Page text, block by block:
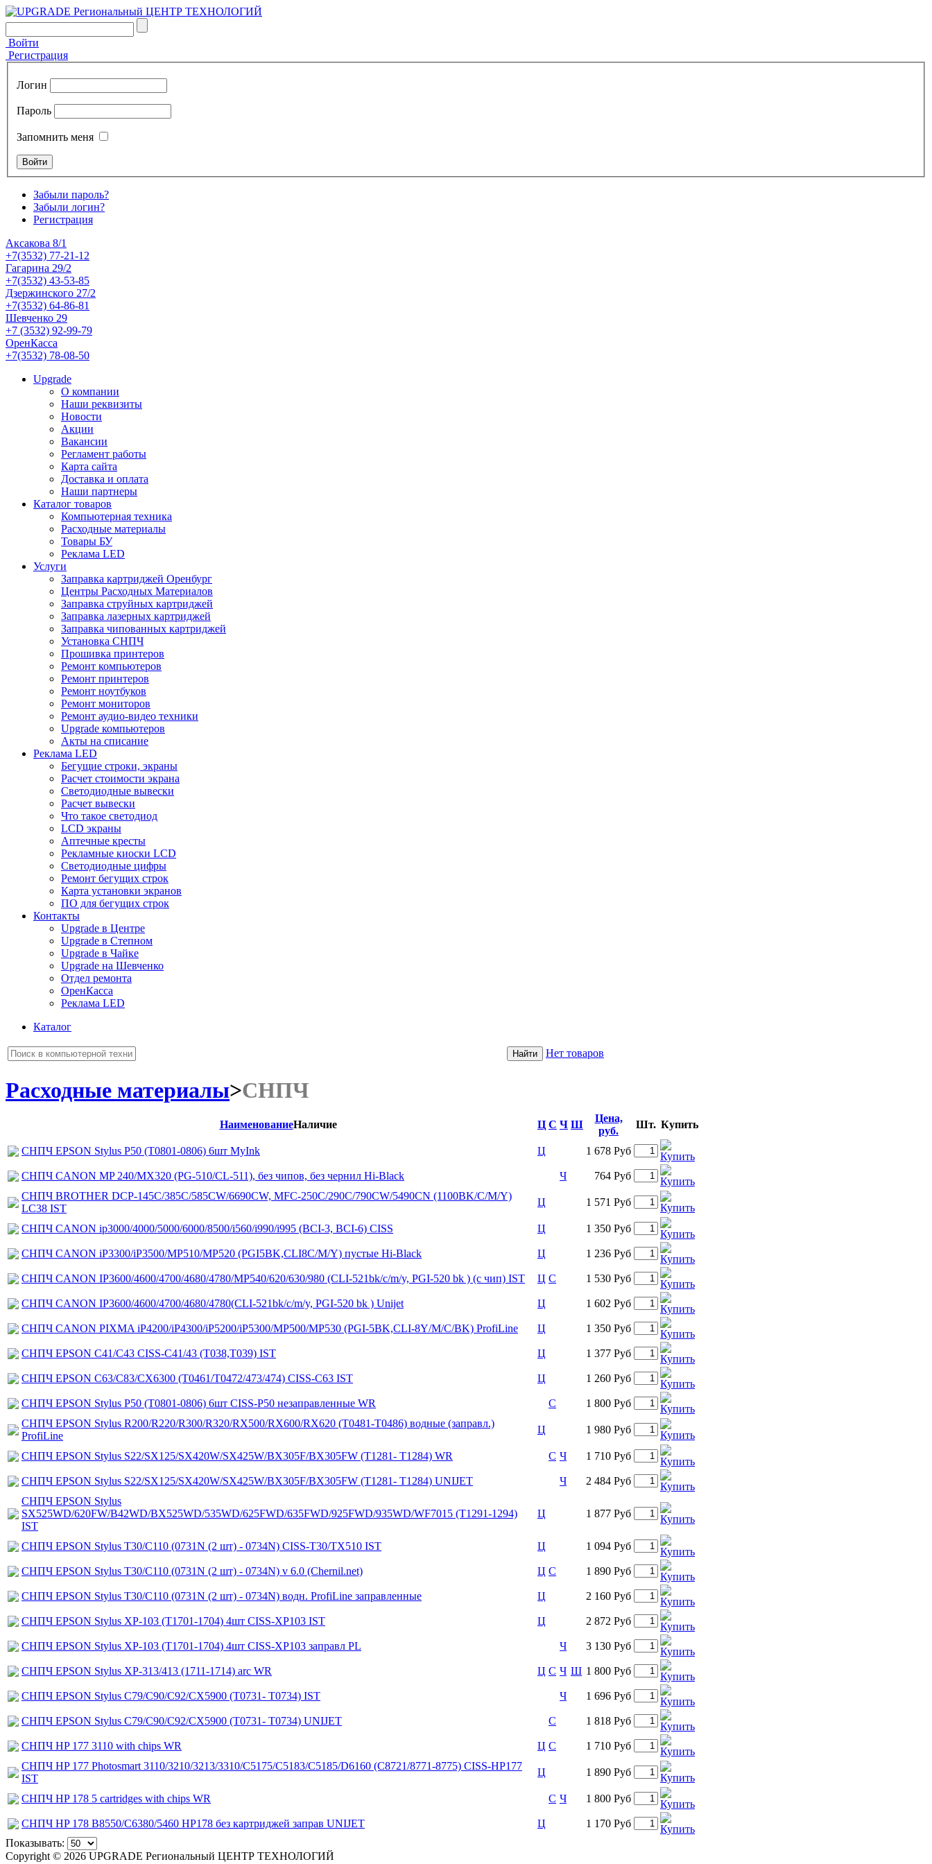
Войти
Регистрация
Логин
Пароль
Запомнить меня
Забыли пароль?
Забыли логин?
Регистрация
Аксакова 8/1
+7(3532) 77-21-12
Гагарина 29/2
+7(3532) 43-53-85
Дзержинского 27/2
+7(3532) 64-86-81
Шевченко 29
+7 (3532) 92-99-79
ОренКасса
+7(3532) 78-08-50
Upgrade
О компании
Наши реквизиты
Новости
Акции
Вакансии
Регламент работы
Карта сайта
Доставка и оплата
Наши партнеры
Каталог товаров
Компьютерная техника
Расходные материалы
Товары БУ
Реклама LED
Услуги
Заправка картриджей Оренбург
Центры Расходных Материалов
Заправка струйных картриджей
Заправка лазерных картриджей
Заправка чипованных картриджей
Установка СНПЧ
Прошивка принтеров
Ремонт компьютеров
Ремонт принтеров
Ремонт ноутбуков
Ремонт мониторов
Ремонт аудио-видео техники
Upgrade компьютеров
Акты на списание
Реклама LED
Бегущие строки, экраны
Расчет стоимости экрана
Светодиодные вывески
Расчет вывески
Что такое светодиод
LCD экраны
Аптечные кресты
Рекламные киоски LCD
Светодиодные цифры
Ремонт бегущих строк
Карта установки экранов
ПО для бегущих строк
Контакты
Upgrade в Центре
Upgrade в Степном
Upgrade в Чайке
Upgrade на Шевченко
Отдел ремонта
ОренКасса
Реклама LED
Каталог
Нет товаров
Расходные материалы>СНПЧ
НаименованиеНаличие Ц С Ч Ш
Цена,
руб.
Шт. Купить
СНПЧ EPSON Stylus P50 (T0801-0806) 6шт MyInk Ц 1 678 Руб
СНПЧ CANON MP 240/MX320 (PG-510/CL-511), без чипов, без чернил Hi-Black Ч
764 Руб
СНПЧ BROTHER DCP-145C/385C/585CW/6690CW, MFC-250C/290C/790CW/5490CN (1100BK/C/M/Y)
LC38 IST
Ц 1 571 Руб
СНПЧ CANON ip3000/4000/5000/6000/8500/i560/i990/i995 (BCI-3, BCI-6) CISS Ц 1 350 Руб
СНПЧ CANON iP3300/iP3500/MP510/MP520 (PGI5BK,CLI8C/M/Y) пустые Hi-Black Ц 1 236 Руб
СНПЧ CANON IP3600/4600/4700/4680/4780/MP540/620/630/980 (CLI-521bk/c/m/y, PGI-520 bk ) (с чип) ISТ Ц С 1 530 Руб
СНПЧ CANON IP3600/4600/4700/4680/4780(CLI-521bk/c/m/y, PGI-520 bk ) Unijet Ц 1 602 Руб
СНПЧ CANON PIXMA iP4200/iP4300/iP5200/iP5300/MP500/MP530 (PGI-5BK,CLI-8Y/M/C/BK) ProfiLine Ц 1 350 Руб
СНПЧ EPSON C41/C43 CISS-C41/43 (T038,T039) IST Ц 1 377 Руб
СНПЧ EPSON C63/C83/CX6300 (T0461/T0472/473/474) CISS-C63 IST Ц 1 260 Руб
СНПЧ EPSON Stylus P50 (T0801-0806) 6шт CISS-P50 незаправленные WR С
1 800 Руб
СНПЧ EPSON Stylus R200/R220/R300/R320/RX500/RX600/RX620 (T0481-T0486) водные (заправл.)
ProfiLine
Ц 1 980 Руб
СНПЧ EPSON Stylus S22/SX125/SX420W/SX425W/BX305F/BX305FW (T1281- T1284) WR С Ч 1 710 Руб
СНПЧ EPSON Stylus S22/SX125/SX420W/SX425W/BX305F/BX305FW (T1281- T1284) UNIJET Ч
2 484 Руб
СНПЧ EPSON Stylus
SX525WD/620FW/B42WD/BX525WD/535WD/625FWD/635FWD/925FWD/935WD/WF7015 (Т1291-1294)
IST
Ц 1 877 Руб
СНПЧ EPSON Stylus T30/C110 (0731N (2 шт) - 0734N) CISS-T30/TX510 IST Ц 1 094 Руб
СНПЧ EPSON Stylus T30/C110 (0731N (2 шт) - 0734N) v 6.0 (Chernil.net) Ц С 1 890 Руб
СНПЧ EPSON Stylus T30/C110 (0731N (2 шт) - 0734N) водн. ProfiLine заправленные Ц 2 160 Руб
СНПЧ EPSON Stylus XP-103 (T1701-1704) 4шт CISS-XP103 IST Ц 2 872 Руб
СНПЧ EPSON Stylus XP-103 (T1701-1704) 4шт CISS-XP103 заправл PL Ч 3 130 Руб
СНПЧ EPSON Stylus XP-313/413 (1711-1714) arc WR Ц С Ч Ш 1 800 Руб
СНПЧ EPSON Stylus С79/C90/C92/CX5900 (Т0731- Т0734) IST Ч 1 696 Руб
СНПЧ EPSON Stylus С79/C90/C92/CX5900 (Т0731- Т0734) UNIJET С 1 818 Руб
СНПЧ HP 177 3110 with chips WR Ц С
1 710 Руб
СНПЧ HP 177 Photosmart 3110/3210/3213/3310/C5175/C5183/C5185/D6160 (C8721/8771-8775) CISS-HP177
IST
Ц 1 890 Руб
СНПЧ HP 178 5 cartridges with chips WR С Ч 1 800 Руб
СНПЧ HP 178 B8550/C6380/5460 HP178 без картриджей заправ UNIJET Ц
1 170 Руб
Показывать:
Copyright © 2026 UPGRADE Региональный ЦЕНТР ТЕХНОЛОГИЙ